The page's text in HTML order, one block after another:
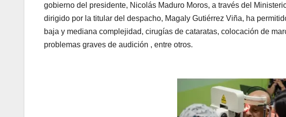
gobierno del presidente, Nicolás Maduro Moros, a través del
dirigido por la titular del despacho, Magaly Gutiérrez Viña, ha
baja y mediana complejidad, cirugías de cataratas, colocación de
problemas graves de audición , entre otros.